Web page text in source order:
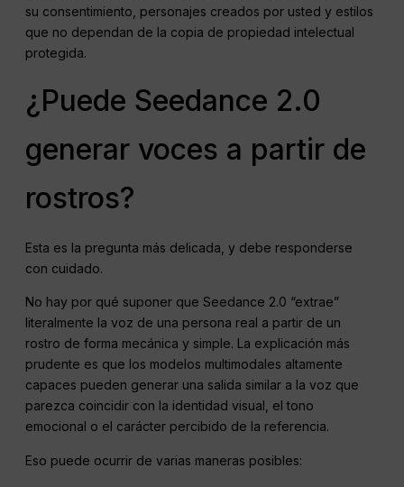
su consentimiento, personajes creados por usted y estilos
que no dependan de la copia de propiedad intelectual
protegida.
¿Puede Seedance 2.0
generar voces a partir de
rostros?
Esta es la pregunta más delicada, y debe responderse
con cuidado.
No hay por qué suponer que Seedance 2.0 “extrae”
literalmente la voz de una persona real a partir de un
rostro de forma mecánica y simple. La explicación más
prudente es que los modelos multimodales altamente
capaces pueden generar una salida similar a la voz que
parezca coincidir con la identidad visual, el tono
emocional o el carácter percibido de la referencia.
Eso puede ocurrir de varias maneras posibles: